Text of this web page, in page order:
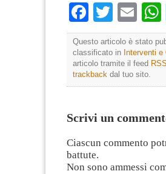
Facebook
Twitter
Questo articolo è stato
classificato in Interventi e
articolo tramite il feed
trackback dal tuo sito.
Scrivi un
Ciascun commento
battute.
Non sono ammessi